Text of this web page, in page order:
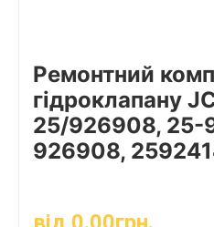
Ремонтний
гідроклапану
25/926908, 25-
926908,